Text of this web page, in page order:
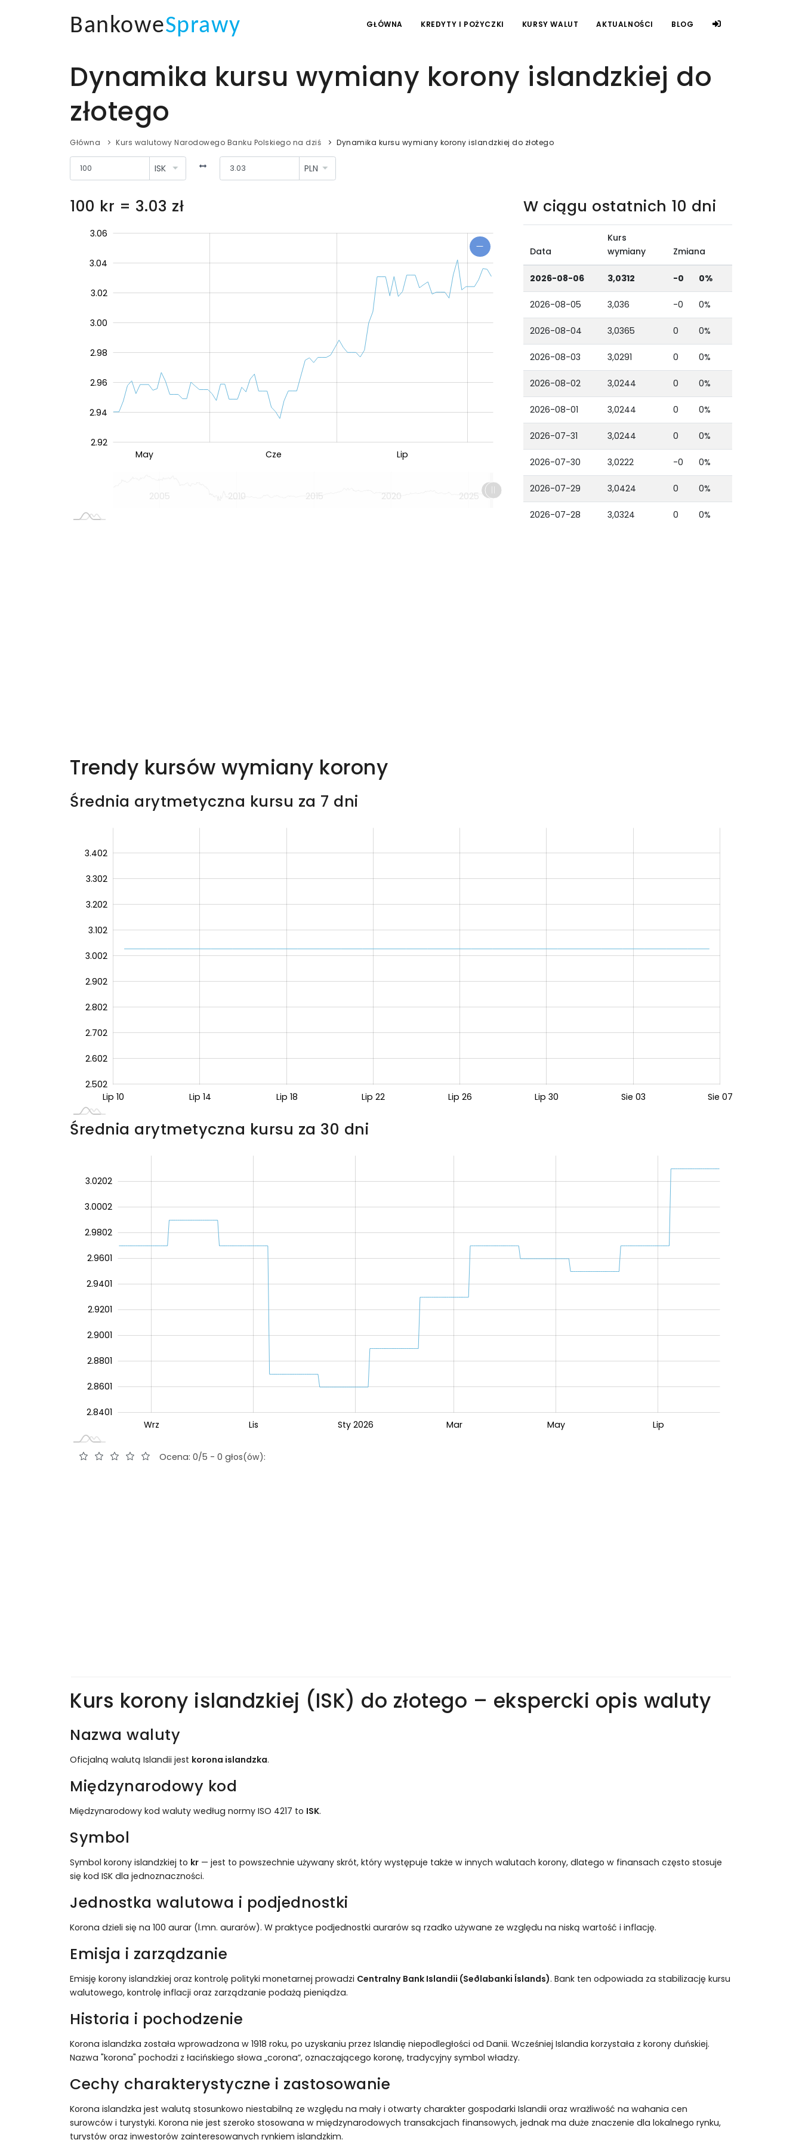
BankoweSprawy GŁÓWNA KREDYTY I POŻYCZKI KURSY WALUT AKTUALNOŚCI BLOG
Dynamika kursu wymiany korony islandzkiej do
złotego
Główna Kurs walutowy Narodowego Banku Polskiego na dziś Dynamika kursu wymiany korony islandzkiej do złotego
100 kr = 3.03 zł
3.06
3.04
3.02
3.00
2.98
2.96
2.94
2.92
Lip
May
Cze
2005 2010 2015 2020 2025
W ciągu ostatnich 10 dni
Data
Kurs
wymiany
Zmiana
2026-08-06 3,0312 -0 0%
2026-08-05 3,036 -0 0%
2026-08-04 3,0365 0 0%
2026-08-03 3,0291 0 0%
2026-08-02 3,0244 0 0%
2026-08-01 3,0244 0 0%
2026-07-31 3,0244 0 0%
2026-07-30 3,0222 -0 0%
2026-07-29 3,0424 0 0%
2026-07-28 3,0324 0 0%
Trendy kursów wymiany korony
Średnia arytmetyczna kursu za 7 dni
3.402
2.502
2.602
2.702
2.802
2.902
3.002
3.102
3.202
3.302
3.402
L
Lip 10 Lip 14 Lip 18 Lip 22 Lip 26 Lip 30 Sie 03 Sie 07
Sie 11
Średnia arytmetyczna kursu za 30 dni
2.9802
2.8401
2.8601
2.8801
2.9001
2.9201
2.9401
2.9601
2.9802
3.0002
3.0202
Wrz Lis Sty 2026 Mar May Lip
Ocena: 0/5 - 0 głos(ów):
Kurs korony islandzkiej (ISK) do złotego – ekspercki opis waluty
Nazwa waluty
Oficjalną walutą Islandii jest korona islandzka.
Międzynarodowy kod
Międzynarodowy kod waluty według normy ISO 4217 to ISK.
Symbol
Symbol korony islandzkiej to kr — jest to powszechnie używany skrót, który występuje także w innych walutach korony, dlatego w finansach często stosuje
się kod ISK dla jednoznaczności.
Jednostka walutowa i podjednostki
Korona dzieli się na 100 aurar (l.mn. aurarów). W praktyce podjednostki aurarów są rzadko używane ze względu na niską wartość i inflację.
Emisja i zarządzanie
Emisję korony islandzkiej oraz kontrolę polityki monetarnej prowadzi Centralny Bank Islandii (Seðlabanki Íslands). Bank ten odpowiada za stabilizację kursu
walutowego, kontrolę inflacji oraz zarządzanie podażą pieniądza.
Historia i pochodzenie
Korona islandzka została wprowadzona w 1918 roku, po uzyskaniu przez Islandię niepodległości od Danii. Wcześniej Islandia korzystała z korony duńskiej.
Nazwa "korona" pochodzi z łacińskiego słowa „corona”, oznaczającego koronę, tradycyjny symbol władzy.
Cechy charakterystyczne i zastosowanie
Korona islandzka jest walutą stosunkowo niestabilną ze względu na mały i otwarty charakter gospodarki Islandii oraz wrażliwość na wahania cen
surowców i turystyki. Korona nie jest szeroko stosowana w międzynarodowych transakcjach finansowych, jednak ma duże znaczenie dla lokalnego rynku,
turystów oraz inwestorów zainteresowanych rynkiem islandzkim.